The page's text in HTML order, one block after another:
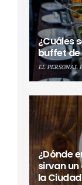
¿Cuáles
buffet de
EL PERSONAL
¿Dónde
sirvan un
la